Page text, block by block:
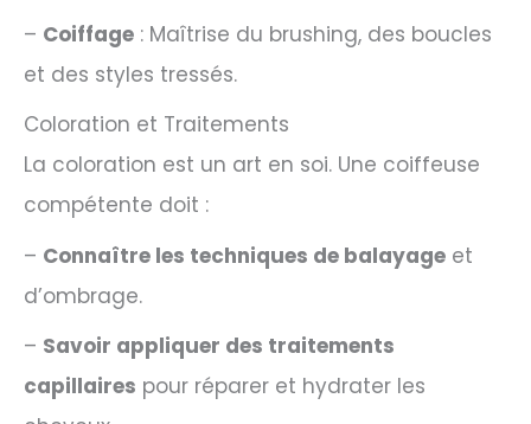
– Coiffage : Maîtrise du brushing, des boucles
et des styles tressés.
Coloration et Traitements
La coloration est un art en soi. Une coiffeuse
compétente doit :
– Connaître les techniques de balayage et
d’ombrage.
– Savoir appliquer des traitements
capillaires pour réparer et hydrater les